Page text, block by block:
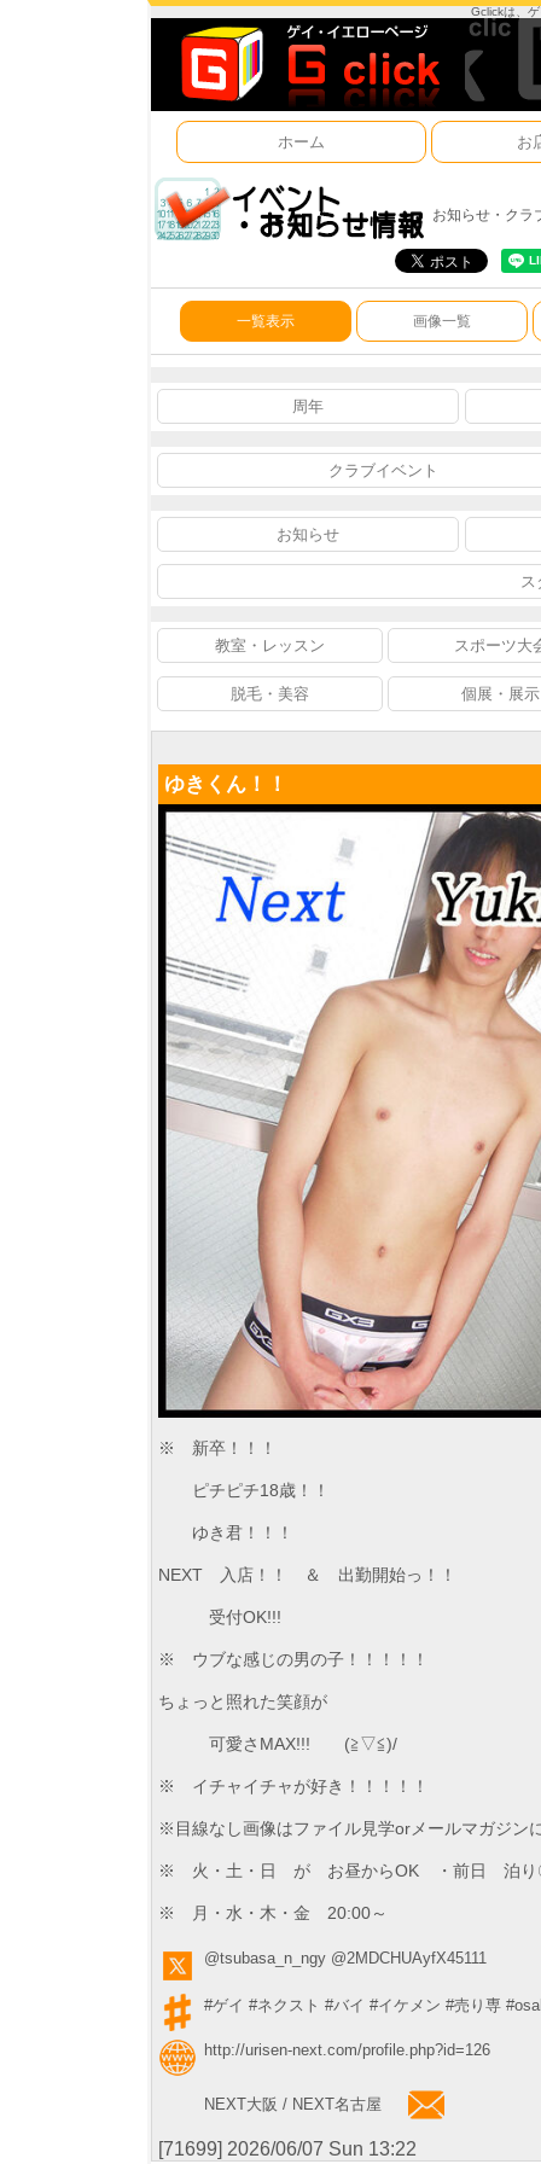
Gclickは、
ホーム お
お知らせ・クラ
一覧表示 画像一覧
周年
クラブイベント
お知らせ
ス
教室・レッスン スポーツ大
脱毛・美容 個展・展示
ゆきくん！！
※ 新卒！！！
ピチピチ18歳！！
ゆき君！！！
NEXT 入店！！ ＆ 出勤開始っ！！
受付OK!!!
※ ウブな感じの男の子！！！！！
ちょっと照れた笑顔が
可愛さMAX!!! (≧▽≦)/
※ イチャイチャが好き！！！！！
※目線なし画像はファイル見学orメールマガジン
※ 火・土・日 が お昼からOK ・前日 泊り
※ 月・水・木・金 20:00～
@tsubasa_n_ngy @2MDCHUAyfX45111
#ゲイ #ネクスト #バイ #イケメン #売り専
http://urisen-next.com/profile.php?id=126
NEXT大阪 / NEXT名古屋
[71699] 2026/06/07 Sun 13:22